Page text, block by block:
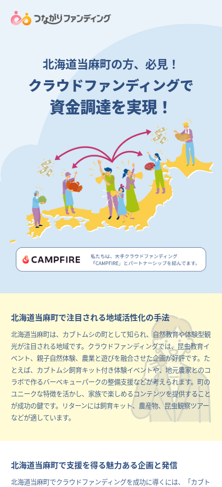
北海道当麻町の方、必見！
クラウドファンディングで
資金調達を実現！
北海道当麻町で注目される地域活性化の手法
北海道当麻町は、カブトムシの町として知られ、自然教育や体験型観
光が注目される地域です。クラウドファンディングでは、昆虫教育イ
ベント、親子自然体験、農業と遊びを融合させた企画が好評です。た
とえば、カブトムシ飼育キット付き体験イベントや、地元農家とのコ
ラボで作るバーベキューパークの整備支援などが考えられます。町の
ユニークな特徴を活かし、家族で楽しめるコンテンツを提供すること
が成功の鍵です。リターンには飼育キット、農産物、昆虫観察ツアー
などが適しています。
北海道当麻町で支援を得る魅力ある企画と発信
北海道当麻町でクラウドファンディングを成功に導くには、「カブト